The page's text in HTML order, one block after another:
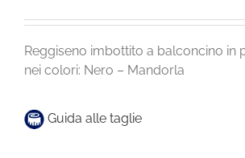
era:
50,00€.
è:
42,00€.
Reggiseno imbottito a balconcino in
nei colori: Nero – Mandorla
Guida alle taglie